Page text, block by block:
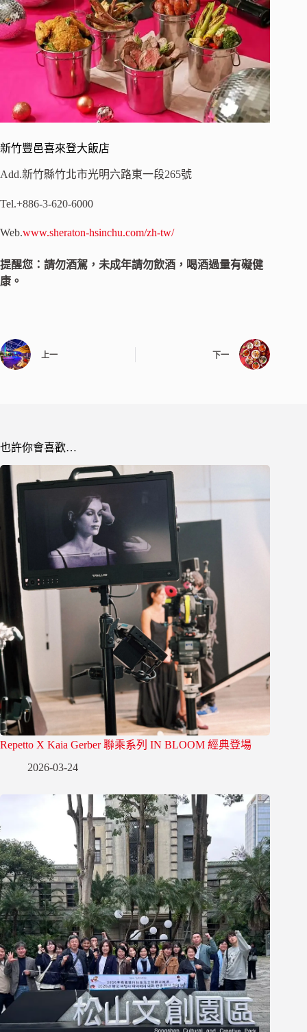
新竹豐邑喜來登大飯店
Add.新竹縣竹北市光明六路東一段265號
Tel.+886-3-620-6000
Web.www.sheraton-hsinchu.com/zh-tw/
提醒您：請勿酒駕，未成年請勿飲酒，喝酒過量有礙健
康。
上一 下一
也許你會喜歡…
Repetto X Kaia Gerber 聯乘系列 IN BLOOM 經典登場
2026-03-24